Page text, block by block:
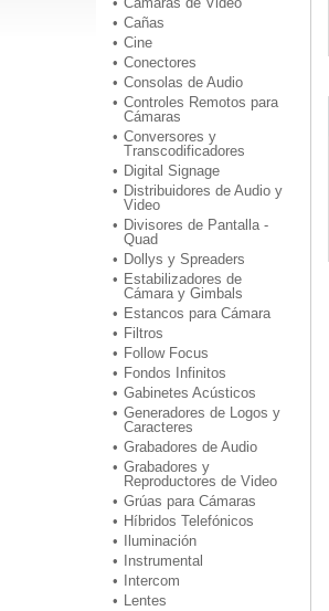
Cañas
Cine
Conectores
Consolas de Audio
Controles Remotos para
Cámaras
Conversores y
Transcodificadores
Digital Signage
Distribuidores de Audio y
Video
Divisores de Pantalla -
Quad
Dollys y Spreaders
Estabilizadores de
Cámara y Gimbals
Estancos para Cámara
Filtros
Follow Focus
Fondos Infinitos
Gabinetes Acústicos
Generadores de Logos y
Caracteres
Grabadores de Audio
Grabadores y
Reproductores de Video
Grúas para Cámaras
Híbridos Telefónicos
Iluminación
Instrumental
Intercom
Lentes